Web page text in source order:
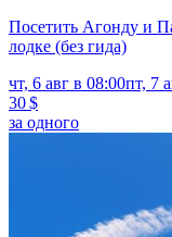
Посетить Агонду и
лодке (без гида)
чт, 6 авг в 08:00пт, 7
30 $
за одного